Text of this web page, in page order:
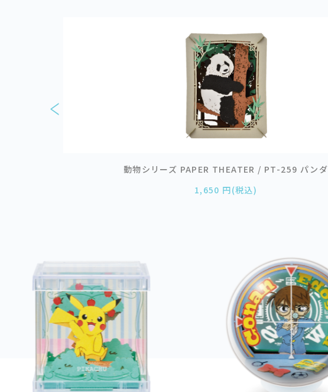
動物シリーズ PAPER THEATER / PT-259 パンダ
1,650 円(税込)